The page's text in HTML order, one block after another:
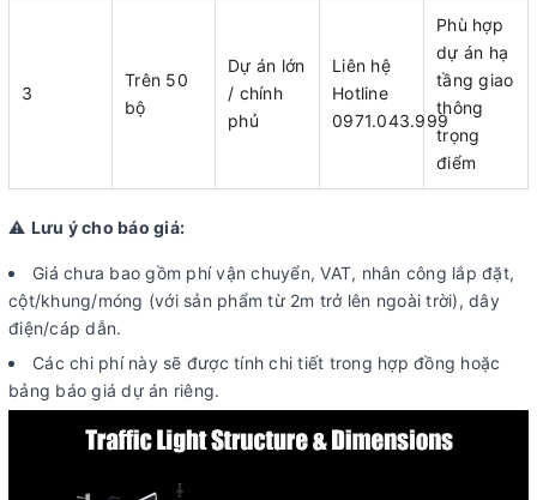
3
Trên 50
bộ
Dự án lớn
/ chính
phủ
Liên hệ
Hotline
0971.043.999
Phù hợp
dự án hạ
tầng giao
thông
trọng
điểm
⚠️ Lưu ý cho báo giá:
Giá chưa bao gồm phí vận chuyển, VAT, nhân công lắp đặt,
cột/khung/móng (với sản phẩm từ 2m trở lên ngoài trời), dây
điện/cáp dẫn.
Các chi phí này sẽ được tính chi tiết trong hợp đồng hoặc
bảng báo giá dự án riêng.